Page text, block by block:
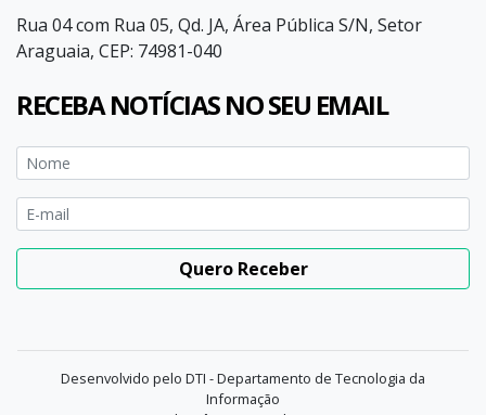
Rua 04 com Rua 05, Qd. JA, Área Pública S/N, Setor
Araguaia, CEP: 74981-040
RECEBA NOTÍCIAS NO SEU EMAIL
Quero Receber
Desenvolvido pelo DTI - Departamento de Tecnologia da
Informação